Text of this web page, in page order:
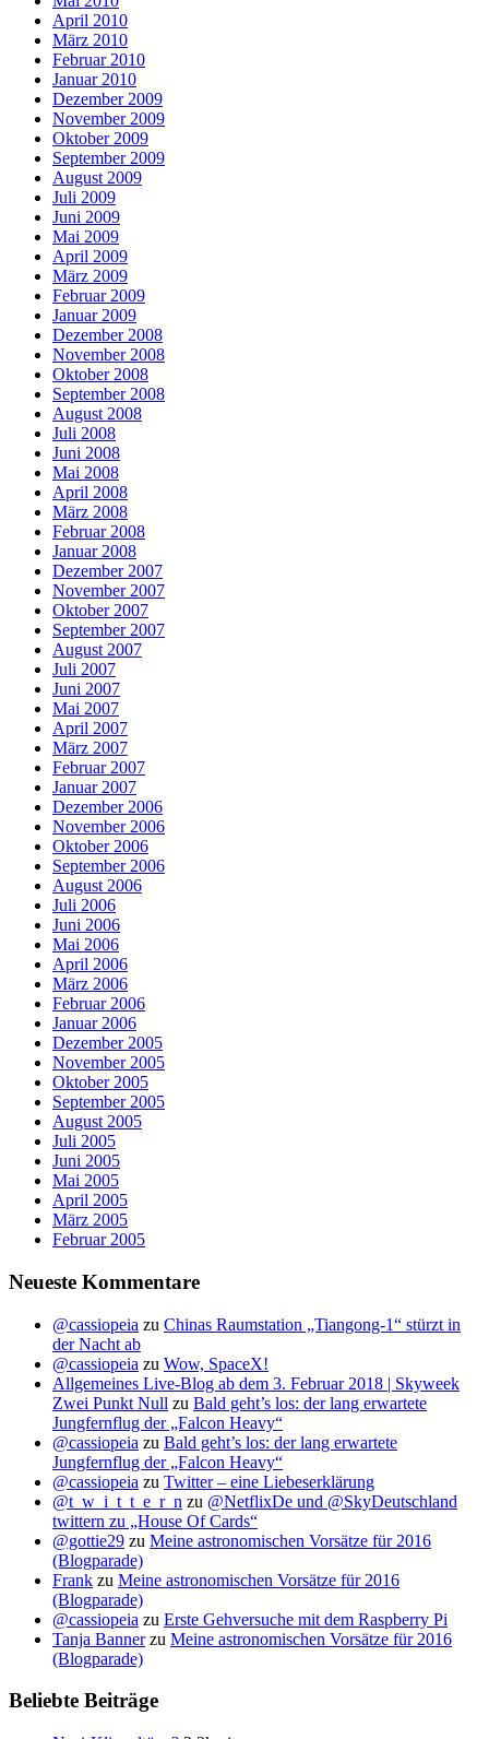
April 2010
März 2010
Februar 2010
Januar 2010
Dezember 2009
November 2009
Oktober 2009
September 2009
August 2009
Juli 2009
Juni 2009
Mai 2009
April 2009
März 2009
Februar 2009
Januar 2009
Dezember 2008
November 2008
Oktober 2008
September 2008
August 2008
Juli 2008
Juni 2008
Mai 2008
April 2008
März 2008
Februar 2008
Januar 2008
Dezember 2007
November 2007
Oktober 2007
September 2007
August 2007
Juli 2007
Juni 2007
Mai 2007
April 2007
März 2007
Februar 2007
Januar 2007
Dezember 2006
November 2006
Oktober 2006
September 2006
August 2006
Juli 2006
Juni 2006
Mai 2006
April 2006
März 2006
Februar 2006
Januar 2006
Dezember 2005
November 2005
Oktober 2005
September 2005
August 2005
Juli 2005
Juni 2005
Mai 2005
April 2005
März 2005
Februar 2005
Neueste Kommentare
@cassiopeia zu Chinas Raumstation „Tiangong-1“ stürzt in
der Nacht ab
@cassiopeia zu Wow, SpaceX!
Allgemeines Live-Blog ab dem 3. Februar 2018 | Skyweek
Zwei Punkt Null zu Bald geht’s los: der lang erwartete
Jungfernflug der „Falcon Heavy“
@cassiopeia zu Bald geht’s los: der lang erwartete
Jungfernflug der „Falcon Heavy“
@cassiopeia zu Twitter – eine Liebeserklärung
@t_w_i_t_t_e_r_n zu @NetflixDe und @SkyDeutschland
twittern zu „House Of Cards“
@gottie29 zu Meine astronomischen Vorsätze für 2016
(Blogparade)
Frank zu Meine astronomischen Vorsätze für 2016
(Blogparade)
@cassiopeia zu Erste Gehversuche mit dem Raspberry Pi
Tanja Bannerzu Meine astronomischen Vorsätze für 2016
(Blogparade)
Beliebte Beiträge